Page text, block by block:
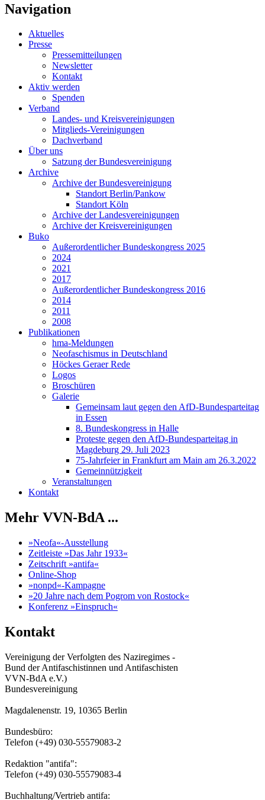
Navigation
Aktuelles
Presse
Pressemitteilungen
Newsletter
Kontakt
Aktiv werden
Spenden
Verband
Landes- und Kreisvereinigungen
Mitglieds-Vereinigungen
Dachverband
Über uns
Satzung der Bundesvereinigung
Archive
Archive der Bundesvereinigung
Standort Berlin/Pankow
Standort Köln
Archive der Landesvereinigungen
Archive der Kreisvereinigungen
Buko
Außerordentlicher Bundeskongress 2025
2024
2021
2017
Außerordentlicher Bundeskongress 2016
2014
2011
2008
Publikationen
hma-Meldungen
Neofaschismus in Deutschland
Höckes Geraer Rede
Logos
Broschüren
Galerie
Gemeinsam laut gegen den AfD-Bundesparteitag
in Essen
8. Bundeskongress in Halle
Proteste gegen den AfD-Bundesparteitag in
Magdeburg 29. Juli 2023
75-Jahrfeier in Frankfurt am Main am 26.3.2022
Gemeinnützigkeit
Veranstaltungen
Kontakt
Mehr VVN-BdA ...
»Neofa«-Ausstellung
Zeitleiste »Das Jahr 1933«
Zeitschrift »antifa«
Online-Shop
»nonpd«-Kampagne
»20 Jahre nach dem Pogrom von Rostock«
Konferenz »Einspruch«
Kontakt
Vereinigung der Verfolgten des Naziregimes -
Bund der Antifaschistinnen und Antifaschisten
VVN-BdA e.V.)
Bundesvereinigung
Magdalenenstr. 19, 10365 Berlin
Bundesbüro:
Telefon (+49) 030-55579083-2
Redaktion "antifa":
Telefon (+49) 030-55579083-4
Buchhaltung/Vertrieb antifa: